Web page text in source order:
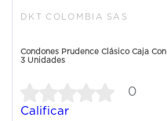
DKT COLOMBIA SAS
Condones Prudence Clásico Caja Con
3 Unidades
0
Calificar